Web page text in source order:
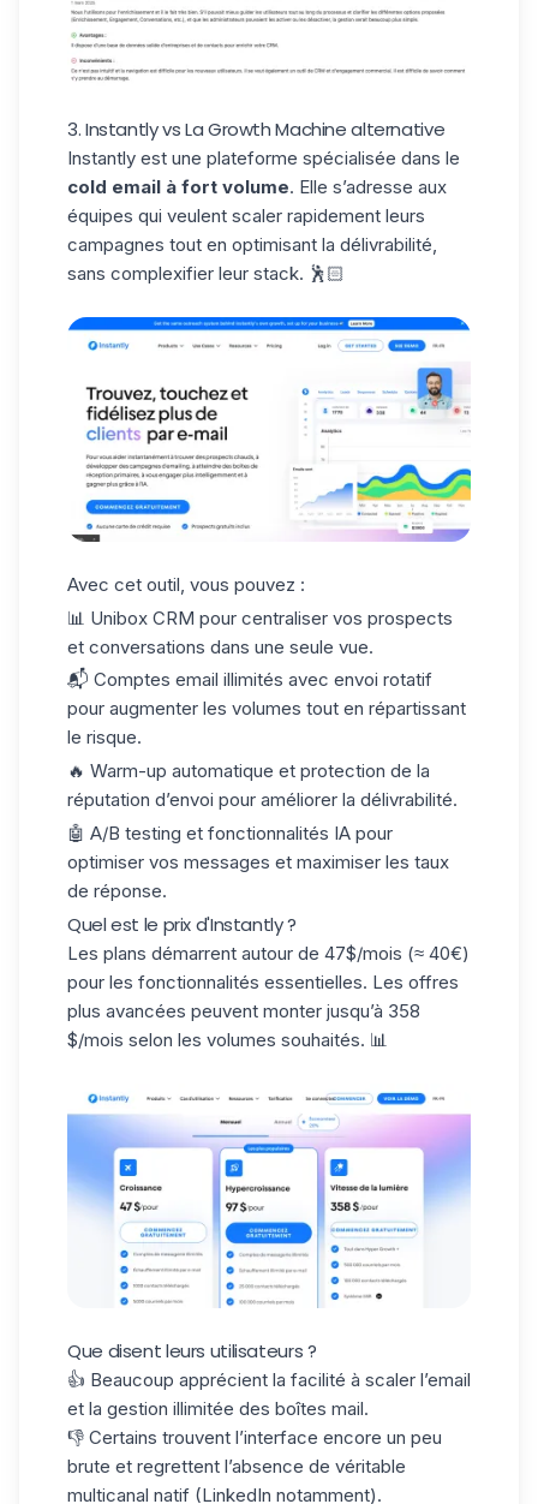
3. Instantly vs La Growth Machine alternative
Instantly est une plateforme spécialisée dans le
cold email à fort volume. Elle s’adresse aux
équipes qui veulent scaler rapidement leurs
campagnes tout en optimisant la délivrabilité,
sans complexifier leur stack. 🕺🏻
Avec cet outil, vous pouvez :
📊 Unibox CRM pour centraliser vos prospects
et conversations dans une seule vue.
📬 Comptes email illimités avec envoi rotatif
pour augmenter les volumes tout en répartissant
le risque.
🔥 Warm-up automatique et protection de la
réputation d’envoi pour améliorer la délivrabilité.
🤖 A/B testing et fonctionnalités IA pour
optimiser vos messages et maximiser les taux
de réponse.
Quel est le prix d'Instantly ?
Les plans démarrent autour de 47$/mois (≈ 40€)
pour les fonctionnalités essentielles. Les offres
plus avancées peuvent monter jusqu’à 358
$/mois selon les volumes souhaités. 📊
Que disent leurs utilisateurs ?
👍 Beaucoup apprécient la facilité à scaler l’email
et la gestion illimitée des boîtes mail.
👎 Certains trouvent l’interface encore un peu
brute et regrettent l’absence de véritable
multicanal natif (LinkedIn notamment).